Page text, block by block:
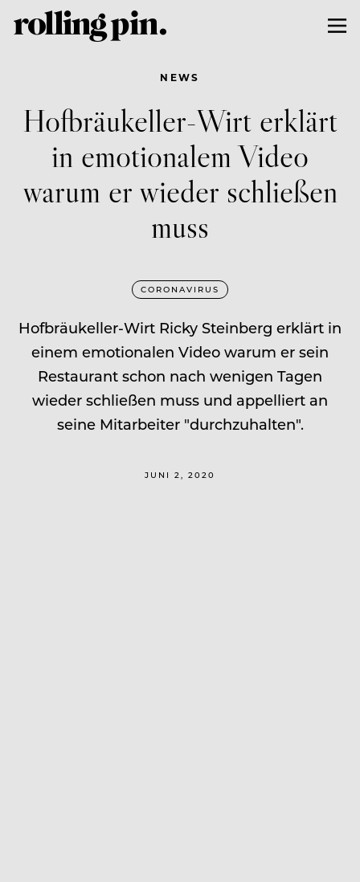
NEWS
Hofbräukeller-Wirt erklärt
in emotionalem Video
warum er wieder schließen
muss
CORONAVIRUS
Hofbräukeller-Wirt Ricky Steinberg erklärt in
einem emotionalen Video warum er sein
Restaurant schon nach wenigen Tagen
wieder schließen muss und appelliert an
seine Mitarbeiter "durchzuhalten".
JUNI 2, 2020